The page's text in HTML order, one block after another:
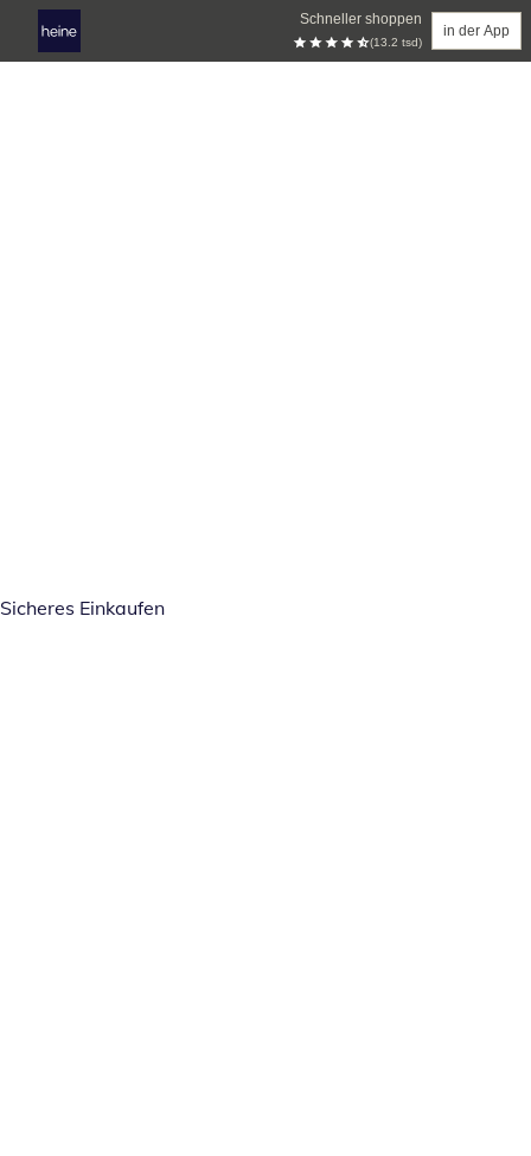
Schneller shoppen
(13.2 tsd)
in der App
Sicheres Einkaufen